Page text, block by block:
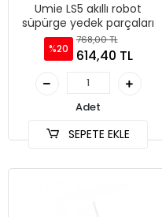
Umie LS5 akıllı robot
süpürge yedek parçaları
%20
768,00 TL
614,40 TL
Adet
SEPETE EKLE